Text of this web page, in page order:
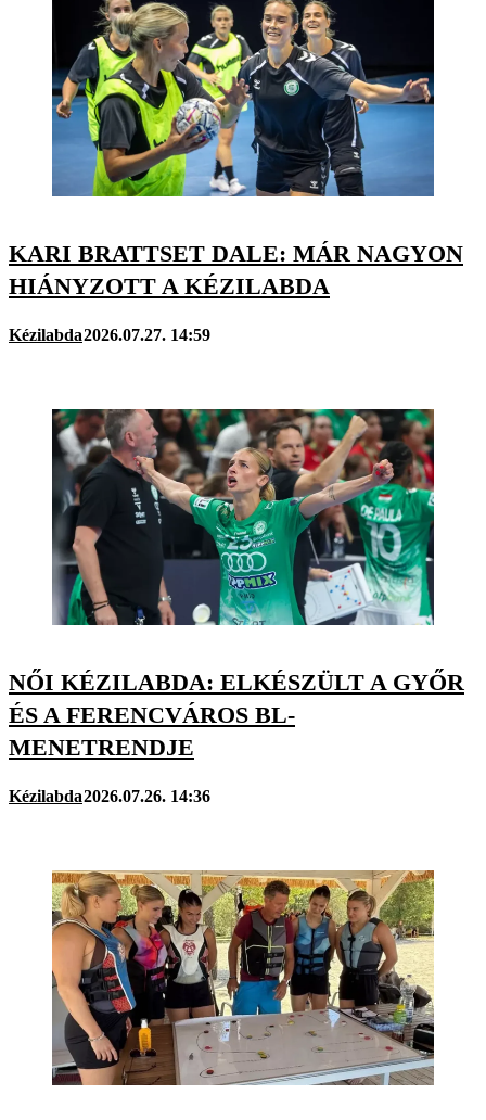
KARI BRATTSET DALE: MÁR NAGYON
HIÁNYZOTT A KÉZILABDA
Kézilabda2026.07.27. 14:59
NŐI KÉZILABDA: ELKÉSZÜLT A GYŐR
ÉS A FERENCVÁROS BL-
MENETRENDJE
Kézilabda2026.07.26. 14:36